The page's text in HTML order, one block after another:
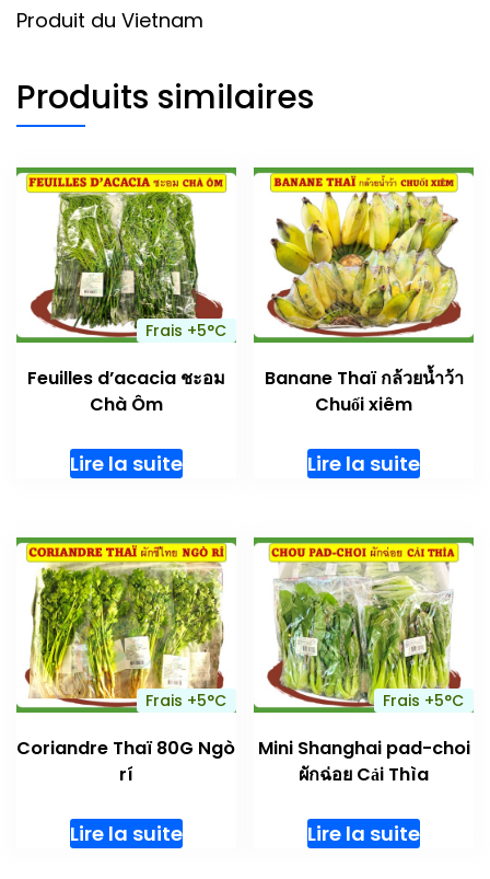
Produit du Vietnam
Produits similaires
Frais +5°C
Feuilles d’acacia ชะอม
Chà Ôm
Lire la suite
Banane Thaï กล้วยน้ำว้า
Chuối xiêm
Lire la suite
Frais +5°C
Coriandre Thaï 80G Ngò
rí
Lire la suite
Frais +5°C
Mini Shanghai pad-choi
ผักฉ่อย Cải Thìa
Lire la suite